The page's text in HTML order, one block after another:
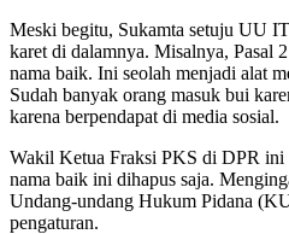
Meski begitu, Sukamta setuju UU
karet di dalamnya. Misalnya, Pasal
nama baik. Ini seolah menjadi alat
Sudah banyak orang masuk bui
karena berpendapat di media sosial.
Wakil Ketua Fraksi PKS di DPR ini
nama baik ini dihapus saja.
Undang-undang Hukum Pidana
pengaturan.